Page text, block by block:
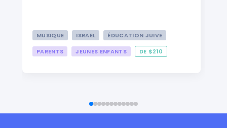
MUSIQUE ISRAËL
ÉDUCATION JUIVE
PARENTS
JEUNES ENFANTS DE $210